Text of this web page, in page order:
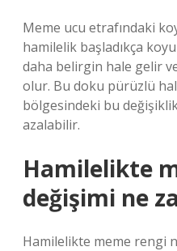
Meme ucu etrafındaki
hamilelik başladıkça
daha belirgin hale gelir
olur. Bu doku pürüzlü
bölgesindeki bu
azalabilir.
Hamilelikte
değişimi ne
Hamilelikte meme rengi